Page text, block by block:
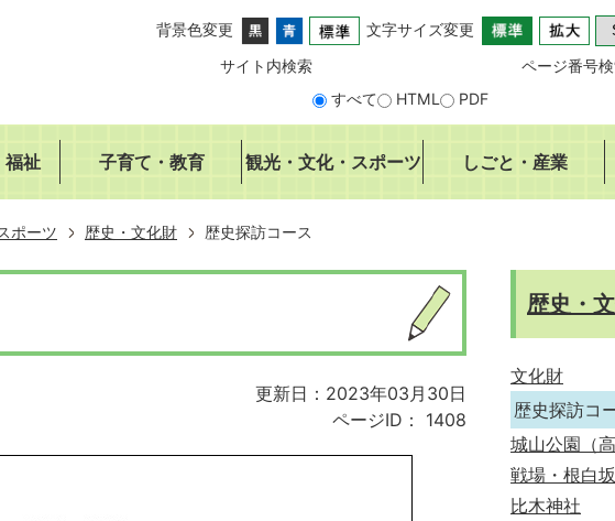
背景色変更 文字サイズ変更
サイト内検索
すべて
HTML PDF
ページ番号
福祉 子育て・教育 観光・文化・スポーツ しごと・産業
ポーツ 歴史・文化財 歴史探訪コース
更新日：2023年03月30日
ページID：
1408
歴史・
文化財
歴史探訪コ
城山公園（
戦場・根白
比木神社